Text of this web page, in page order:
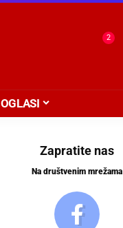
2
OGLASI
Zapratite nas
Na društvenim mrežama